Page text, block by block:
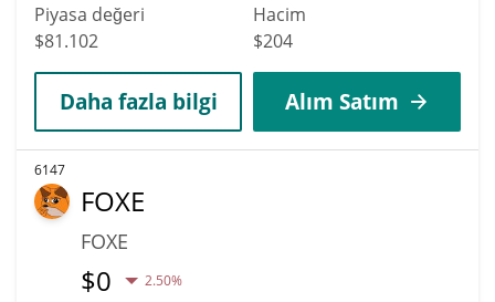
Piyasa değeri
$81.102
Hacim
$204
Daha fazla bilgi Alım Satım
6147
FOXE
FOXE
$0 2.50%